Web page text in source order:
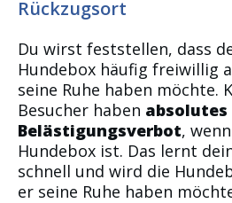
Rückzugsort
Du wirst feststellen, dass
Hundebox häufig freiwillig
seine Ruhe haben möchte.
Besucher haben absolutes
Belästigungsverbot,
Hundebox ist. Das lernt
schnell und wird die
er seine Ruhe haben